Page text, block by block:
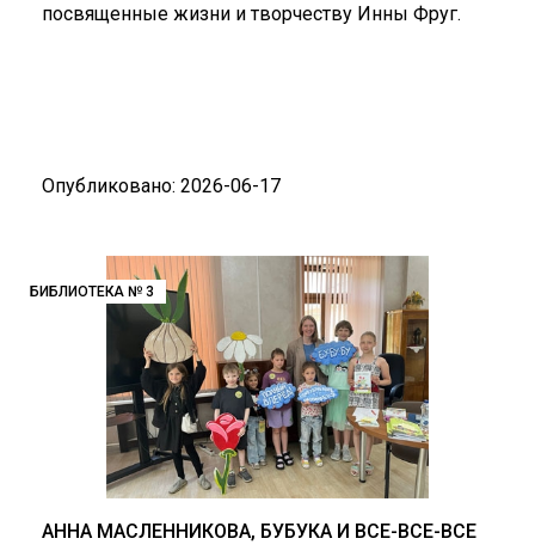
посвященные жизни и творчеству Инны Фруг.
Опубликовано: 2026-06-17
БИБЛИОТЕКА № 3
АННА МАСЛЕННИКОВА, БУБУКА И ВСЕ-ВСЕ-ВСЕ